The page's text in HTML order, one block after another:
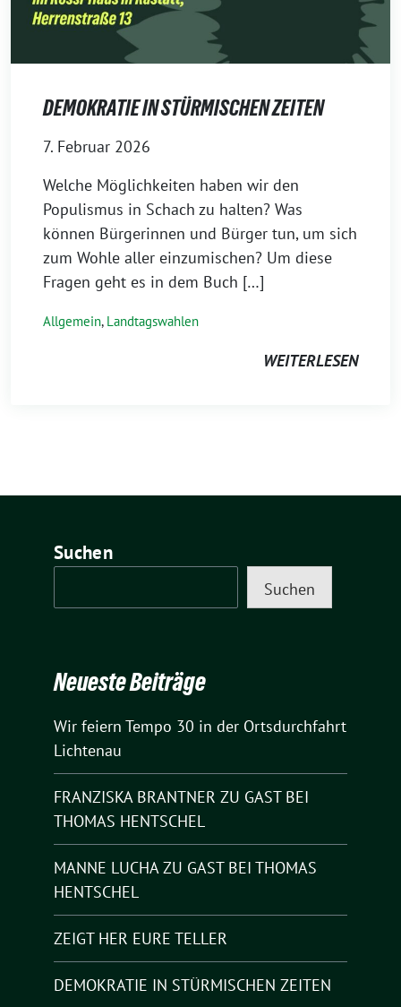
DEMOKRATIE IN STÜRMISCHEN ZEITEN
7. Februar 2026
Welche Möglichkeiten haben wir den
Populismus in Schach zu halten? Was
können Bürgerinnen und Bürger tun, um sich
zum Wohle aller einzumischen? Um diese
Fragen geht es in dem Buch […]
Allgemein, Landtagswahlen
WEITERLESEN
Suchen
Suchen
Neueste Beiträge
Wir feiern Tempo 30 in der Ortsdurchfahrt
Lichtenau
FRANZISKA BRANTNER ZU GAST BEI
THOMAS HENTSCHEL
MANNE LUCHA ZU GAST BEI THOMAS
HENTSCHEL
ZEIGT HER EURE TELLER
DEMOKRATIE IN STÜRMISCHEN ZEITEN